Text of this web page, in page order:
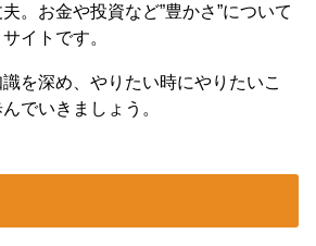
。お金や投資など”豊かさ”について
イトです。
を深め、やりたい時にやりたいこ
でいきましょう。